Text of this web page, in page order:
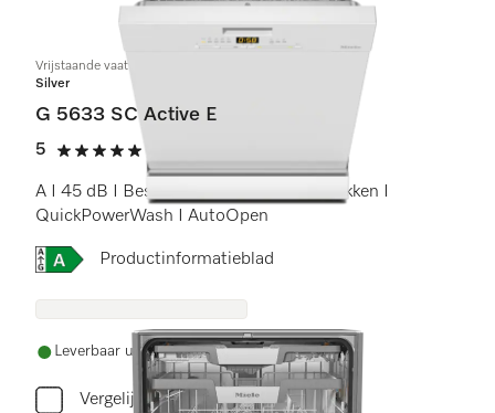
Vrijstaande vaatwassers
Silver
G 5633 SC Active E
5
5 sterren op 5
A I 45 dB I Besteklade I ExtraComfort rekken I
QuickPowerWash I AutoOpen
Online Label Flag, Energielabel
Productinformatieblad
Leverbaar uit voorraad met gratis levering
Vergelijken